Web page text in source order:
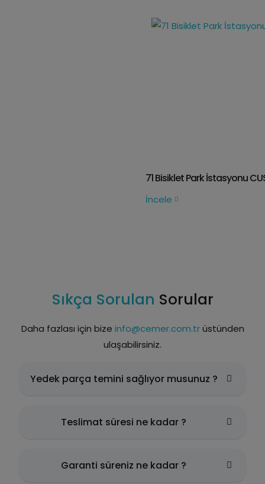
71 Bisiklet Park İstasyonu CUS 253
Sıkça Sorulan Sorular
Daha fazlası için bize info@cemer.com.trüstünden
ulaşabilirsiniz.
Yedek parça temini sağlıyor musunuz ?
Teslimat süresi ne kadar ?
Garanti süreniz ne kadar ?